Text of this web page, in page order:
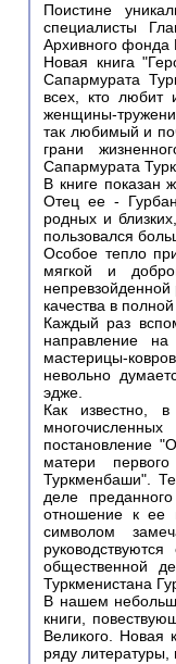
Поистине
специалисты
Архивного фонда
Новая книга
Сапармурата
всех, кто любит
женщины-
так любимый и
грани
Сапармурата
В книге показан
Отец ее -
родных и
пользовался
Особое тепло
мягкой и
качества в
Каждый раз
направление
мастерицы-
невольно
эдже.
Как известно,
постановление
матери
Туркменбаши".
деле
отношение к ее
символом
общественной
Туркменистана
В нашем
книги,
Великого. Новая
ряду литературы,